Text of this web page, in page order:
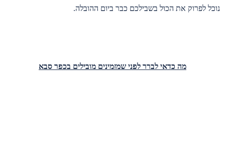
נוכל לפרוק את הכול בשבילכם כבר ביום ההובלה.
מה כדאי לברר לפני שמזמינים מובילים בכפר סבא